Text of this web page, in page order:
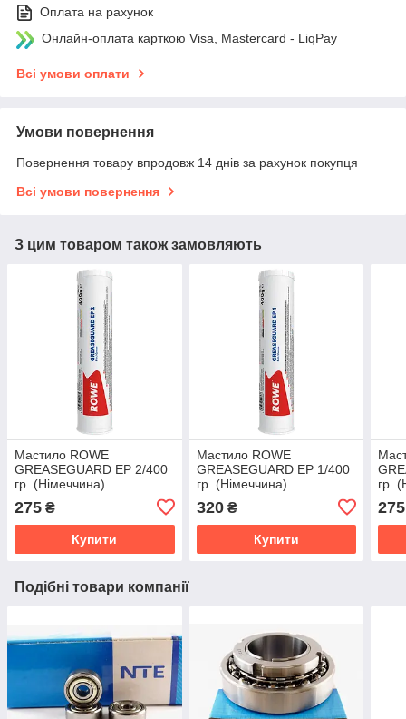
Оплата на рахунок
Онлайн-оплата карткою Visa, Mastercard - LiqPay
Всі умови оплати
Умови повернення
Повернення товару впродовж 14 днів за рахунок покупця
Всі умови повернення
З цим товаром також замовляють
Мастило ROWE
GREASEGUARD EP 2/400
гр. (Німеччина)
275 ₴
Купити
Мастило ROWE
GREASEGUARD EP 1/400
гр. (Німеччина)
320₴
Купити
гр.
275
Подібні товари компанії